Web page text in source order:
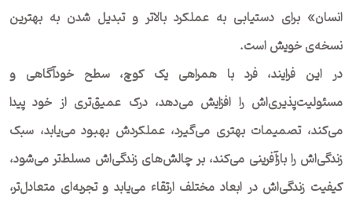
انسان» برای دستیابی به عملکرد بالاتر و تبدیل شدن به بهترین
نسخه‌ی خویش است.
در این فرایند، فرد با همراهی یک کوچ، سطح خودآگاهی و
مسئولیت‌پذیری‌اش را افزایش می‌دهد، درک عمیق‌تری از خود پیدا
می‌کند، تصمیمات بهتری می‌گیرد، عملکردش بهبود می‌یابد، سبک
زندگی‌اش را بازآفرینی می‌کند، بر چالش‌های زندگی‌اش مسلط‌تر می‌شود،
کیفیت زندگی‌اش در ابعاد مختلف ارتقاء می‌یابد و تجربه‌ای متعادل‌تر،